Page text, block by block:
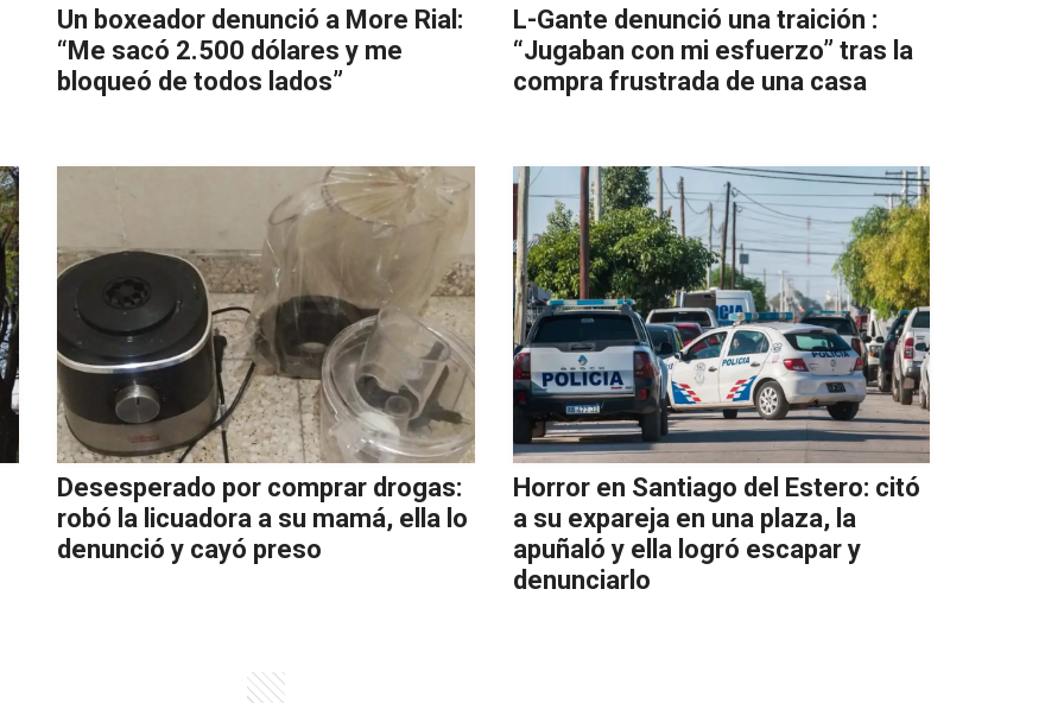
Un boxeador denunció a More Rial:
“Me sacó 2.500 dólares y me
bloqueó de todos lados”
L-Gante denunció una traición :
“Jugaban con mi esfuerzo” tras la
compra frustrada de una casa
Desesperado por comprar drogas:
robó la licuadora a su mamá, ella lo
denunció y cayó preso
Horror en Santiago del Estero: citó
a su expareja en una plaza, la
apuñaló y ella logró escapar y
denunciarlo